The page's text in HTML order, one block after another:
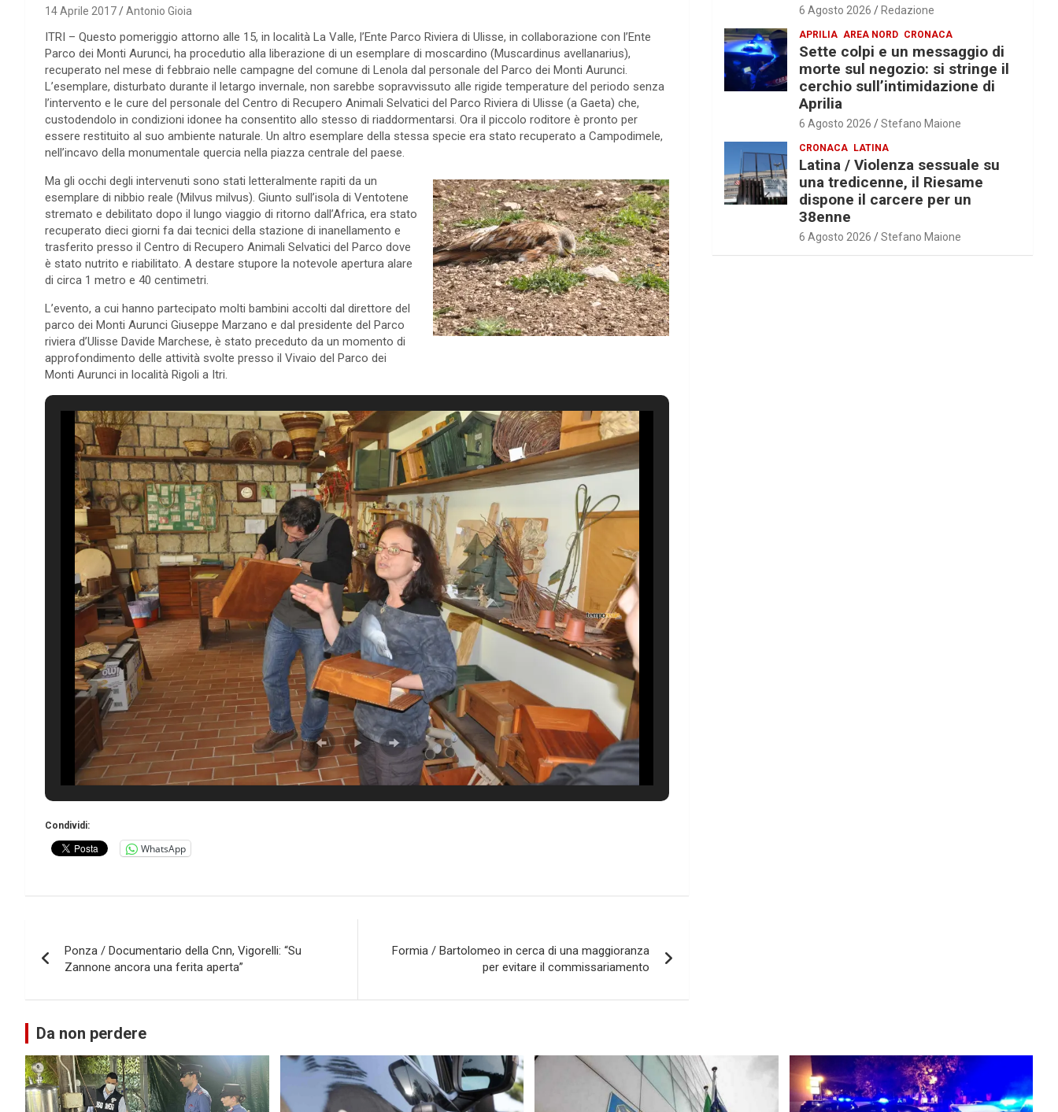
14 Aprile 2017 Antonio Gioia
ITRI – Questo pomeriggio attorno alle 15, in località La Valle, l’Ente Parco Riviera di Ulisse, in collaborazione con l’Ente
Parco dei Monti Aurunci, ha procedutio alla liberazione di un esemplare di moscardino (Muscardinus avellanarius),
recuperato nel mese di febbraio nelle campagne del comune di Lenola dal personale del Parco dei Monti Aurunci.
L’esemplare, disturbato durante il letargo invernale, non sarebbe sopravvissuto alle rigide temperature del periodo senza
l’intervento e le cure del personale del Centro di Recupero Animali Selvatici del Parco Riviera di Ulisse (a Gaeta) che,
custodendolo in condizioni idonee ha consentito allo stesso di riaddormentarsi. Ora il piccolo roditore è pronto per
essere restituito al suo ambiente naturale. Un altro esemplare della stessa specie era stato recuperato a Campodimele,
nell’incavo della monumentale quercia nella piazza centrale del paese.
Ma gli occhi degli intervenuti sono stati letteralmente rapiti da un
esemplare di nibbio reale (Milvus milvus). Giunto sull’isola di Ventotene
stremato e debilitato dopo il lungo viaggio di ritorno dall’Africa, era stato
recuperato dieci giorni fa dai tecnici della stazione di inanellamento e
trasferito presso il Centro di Recupero Animali Selvatici del Parco dove
è stato nutrito e riabilitato. A destare stupore la notevole apertura alare
di circa 1 metro e 40 centimetri.
L’evento, a cui hanno partecipato molti bambini accolti dal direttore del
parco dei Monti Aurunci Giuseppe Marzano e dal presidente del Parco
riviera d’Ulisse Davide Marchese, è stato preceduto da un momento di
approfondimento delle attività svolte presso il Vivaio del Parco dei
Monti Aurunci in località Rigoli a Itri.
Condividi:
WhatsApp
articoli
Ponza / Documentario della Cnn, Vigorelli: “Su
Zannone ancora una ferita aperta”
Formia / Bartolomeo in cerca di una maggioranza
per evitare il commissariamento
6 Agosto 2026 Redazione
APRILIA AREA NORD CRONACA
Sette colpi e un messaggio di
morte sul negozio: si stringe il
cerchio sull’intimidazione di
Aprilia
6 Agosto 2026 Stefano Maione
CRONACA LATINA
Latina / Violenza sessuale su
una tredicenne, il Riesame
dispone il carcere per un
38enne
6 Agosto 2026 Stefano Maione
Da non perdere